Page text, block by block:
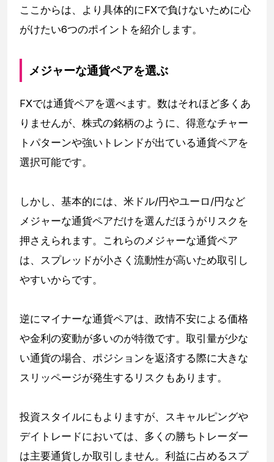
ここからは、より具体的にFXで負けないために心
がけたい6つのポイントを紹介します。
メジャーな通貨ペアを選ぶ
FXでは通貨ペアを選べます。数はそれほど多くあ
りませんが、株式の銘柄のように、得意なチャー
トパターンや強いトレンドが出ている通貨ペアを
選択可能です。
しかし、基本的には、米ドル/円やユーロ/円など
メジャーな通貨ペアだけを選んだほうがリスクを
押さえられます。これらのメジャーな通貨ペア
は、スプレッドが小さく流動性が高いため取引し
やすいからです。
逆にマイナーな通貨ペアは、政情不安による価格
や金利の変動が多いのが特徴です。取引量が少な
い通貨の場合、ポジションを返済する際に大きな
スリッページが発生するリスクもあります。
投資スタイルにもよりますが、スキャルピングや
デイトレードにおいては、多くの勝ちトレーダー
は主要通貨しか取引しません。利益に占めるスプ